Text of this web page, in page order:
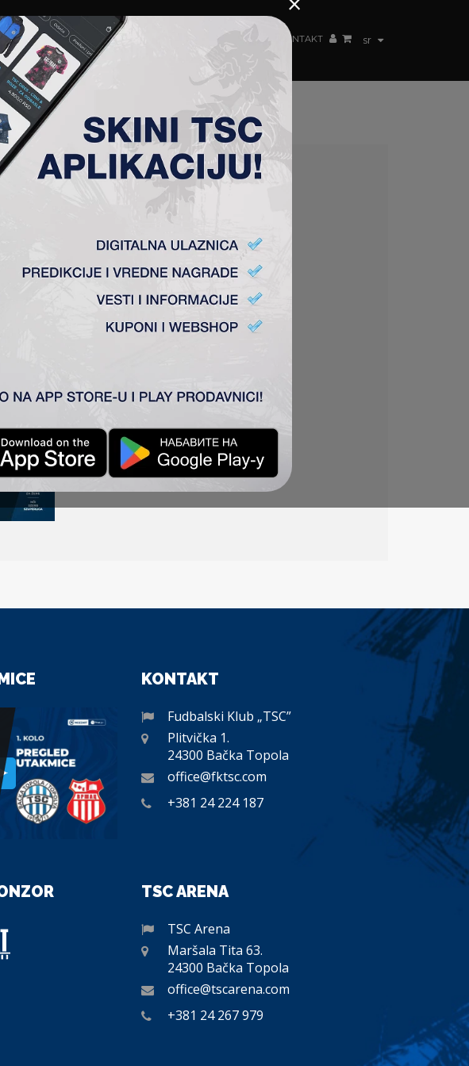
sr
KLUB AKADEMIJA ŽENSKI TIM KONTAKT
Mina Kecman i Aleksandra Gajić.
KONTAKT
Fudbalski Klub „TSC”
Plitvička 1.
24300 Bačka Topola
office@fktsc.com
+381 24 224 187
TSC ARENA
TSC Arena
Maršala Tita 63.
24300 Bačka Topola
office@tscarena.com
+381 24 267 979